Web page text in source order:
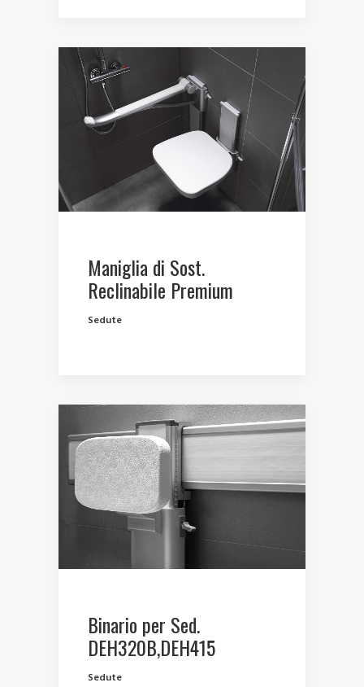
Maniglia di Sost.
Reclinabile Premium
Sedute
Binario per Sed.
DEH320B,DEH415
Sedute